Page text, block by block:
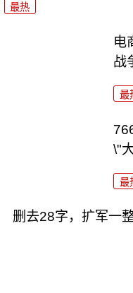
最热
电
战
最
\"
最
删去28字，扩军一